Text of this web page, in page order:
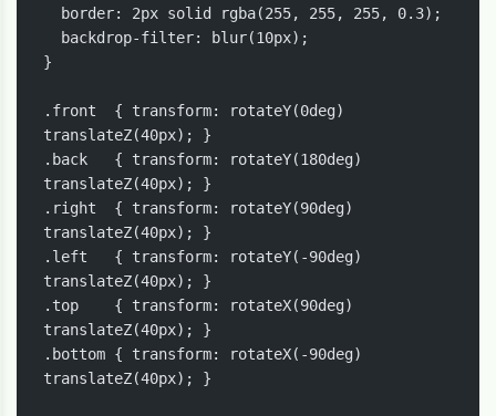
}
.front  { transform: rotateY(0deg)
translateZ(40px); }
.back   { transform: rotateY(180deg)
translateZ(40px); }
.right  { transform: rotateY(90deg)
translateZ(40px); }
.left   { transform: rotateY(-90deg)
translateZ(40px); }
.top    { transform: rotateX(90deg)
translateZ(40px); }
.bottom { transform: rotateX(-90deg)
translateZ(40px); }